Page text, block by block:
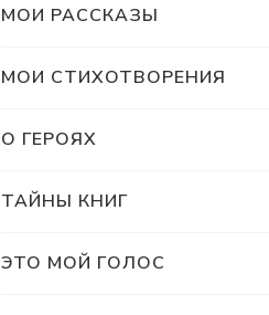
МОИ РАССКАЗЫ
МОИ СТИХОТВОРЕНИЯ
О ГЕРОЯХ
ТАЙНЫ КНИГ
ЭТО МОЙ ГОЛОС